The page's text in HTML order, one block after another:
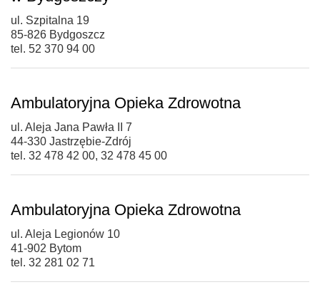
ul. Szpitalna 19
85-826 Bydgoszcz
tel. 52 370 94 00
Ambulatoryjna Opieka Zdrowotna
ul. Aleja Jana Pawła II 7
44-330 Jastrzębie-Zdrój
tel. 32 478 42 00, 32 478 45 00
Ambulatoryjna Opieka Zdrowotna
ul. Aleja Legionów 10
41-902 Bytom
tel. 32 281 02 71